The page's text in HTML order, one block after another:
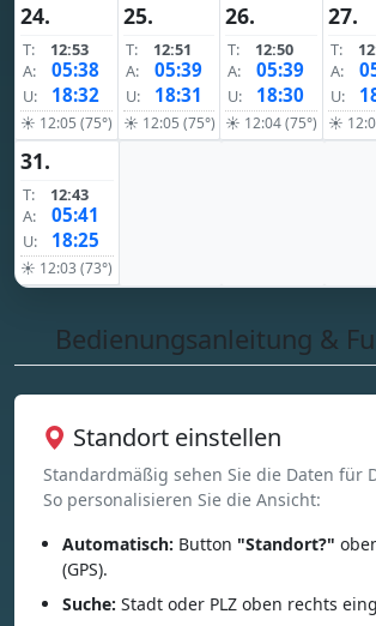
24.
T:
12:53
A:
05:38
U: 18:32
☀ 12:05 (75°)
25.
T:
12:51
A:
05:39
U: 18:31
☀ 12:05 (75°)
26.
T:
12:50
A:
05:39
U: 18:30
☀ 12:04 (75°)
27.
T:
A:
U:
☀
31.
T:
12:43
A:
05:41
U: 18:25
☀ 12:03 (73°)
Bedienungsanleitung &
Standort einstellen
Standardmäßig sehen Sie die Daten für
So personalisieren Sie die Ansicht:
Automatisch: Button "Standort?"
(GPS).
Suche: Stadt oder PLZ oben rechts